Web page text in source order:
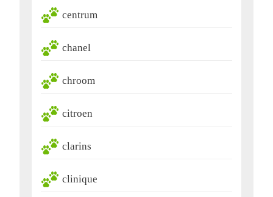
centrum
chanel
chroom
citroen
clarins
clinique